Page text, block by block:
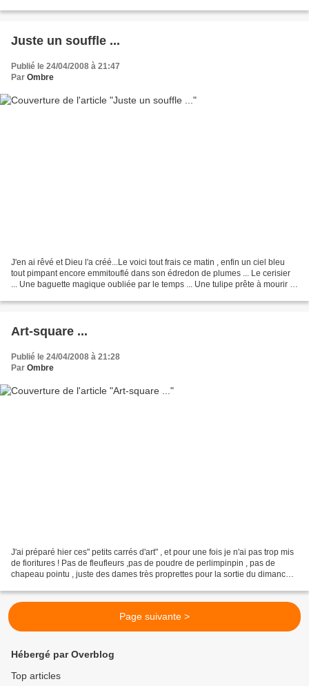
Juste un souffle ...
Publié le 24/04/2008 à 21:47
Par Ombre
J'en ai rêvé et Dieu l'a créé...Le voici tout frais ce matin , enfin un ciel bleu
tout pimpant encore emmitouflé dans son édredon de plumes ... Le cerisier
... Une baguette magique oubliée par le temps ... Une tulipe prête à mourir ...
Art-square ...
Publié le 24/04/2008 à 21:28
Par Ombre
J'ai préparé hier ces" petits carrés d'art" , et pour une fois je n'ai pas trop mis
de fioritures ! Pas de fleufleurs ,pas de poudre de perlimpinpin , pas de
chapeau pointu , juste des dames très proprettes pour la sortie du dimanche
Page suivante >
Hébergé par Overblog
Top articles